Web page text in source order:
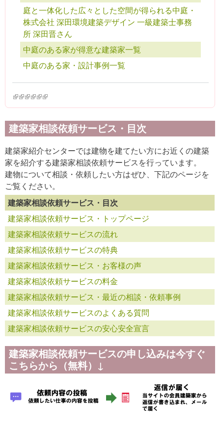
庭と一体化した広々とした空間が得られる中庭・
株式会社 深田環境建築デザイン 一級建築士事務
所 深田晋さん
中庭のある家が得意な建築家一覧
中庭のある家・設計事例一覧
(link is external)
(link is external)
(link is external)
(link is external)
(link is external)
(link is external)
建築家相談依頼サービス・目次
建築家紹介センターでは建物を建てたい方にお近くの建築
家を紹介する建築家相談依頼サービスを行っています。
建物について相談・依頼したい方はぜひ、下記のページを
ご覧ください。
建築家相談依頼サービス・目次
建築家相談依頼サービス・トップページ
建築家相談依頼サービスの流れ
建築家相談依頼サービスの特典
建築家相談依頼サービス・お客様の声
建築家相談依頼サービスの料金
建築家相談依頼サービス・最近の相談・依頼事例
建築家相談依頼サービスのよくある質問
建築家相談依頼サービスの安心安全宣言
建築家相談依頼サービスの申し込みは今すぐ
こちらから（無料）↓